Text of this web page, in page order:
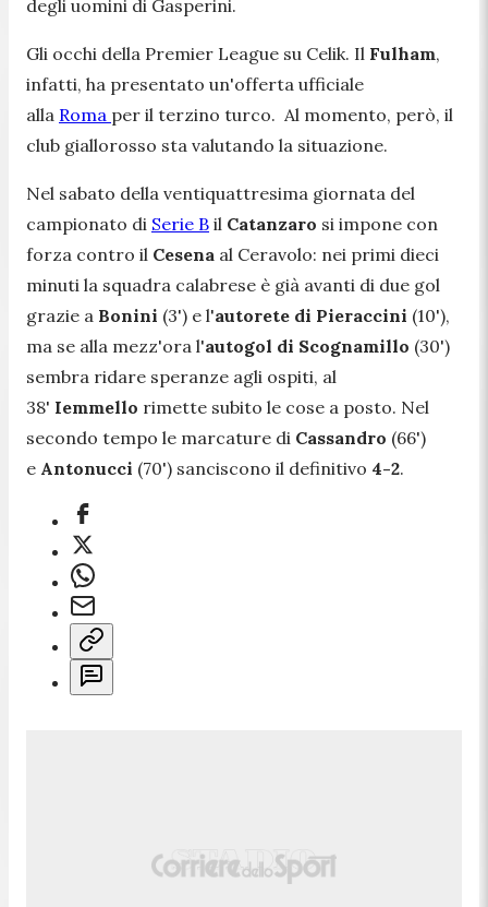
degli uomini di Gasperini.
Gli occhi della Premier League su Celik. Il Fulham,
infatti, ha presentato un'offerta ufficiale
alla Roma per il terzino turco. Al momento, però, il
club giallorosso sta valutando la situazione.
Nel sabato della ventiquattresima giornata del
campionato di Serie B il Catanzaro si impone con
forza contro il Cesena al Ceravolo: nei primi dieci
minuti la squadra calabrese è già avanti di due gol
grazie a Bonini (3') e l'autorete di Pieraccini (10'),
ma se alla mezz'ora l'autogol di Scognamillo (30')
sembra ridare speranze agli ospiti, al
38' Iemmello rimette subito le cose a posto. Nel
secondo tempo le marcature di Cassandro (66')
e Antonucci (70') sanciscono il definitivo 4-2.